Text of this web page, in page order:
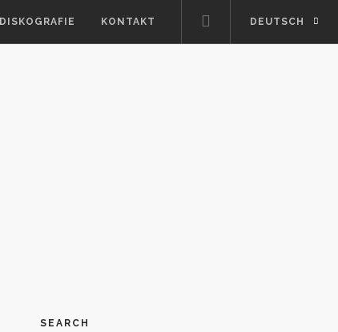
DISKOGRAFIE KONTAKT DEUTSCH
SEARCH